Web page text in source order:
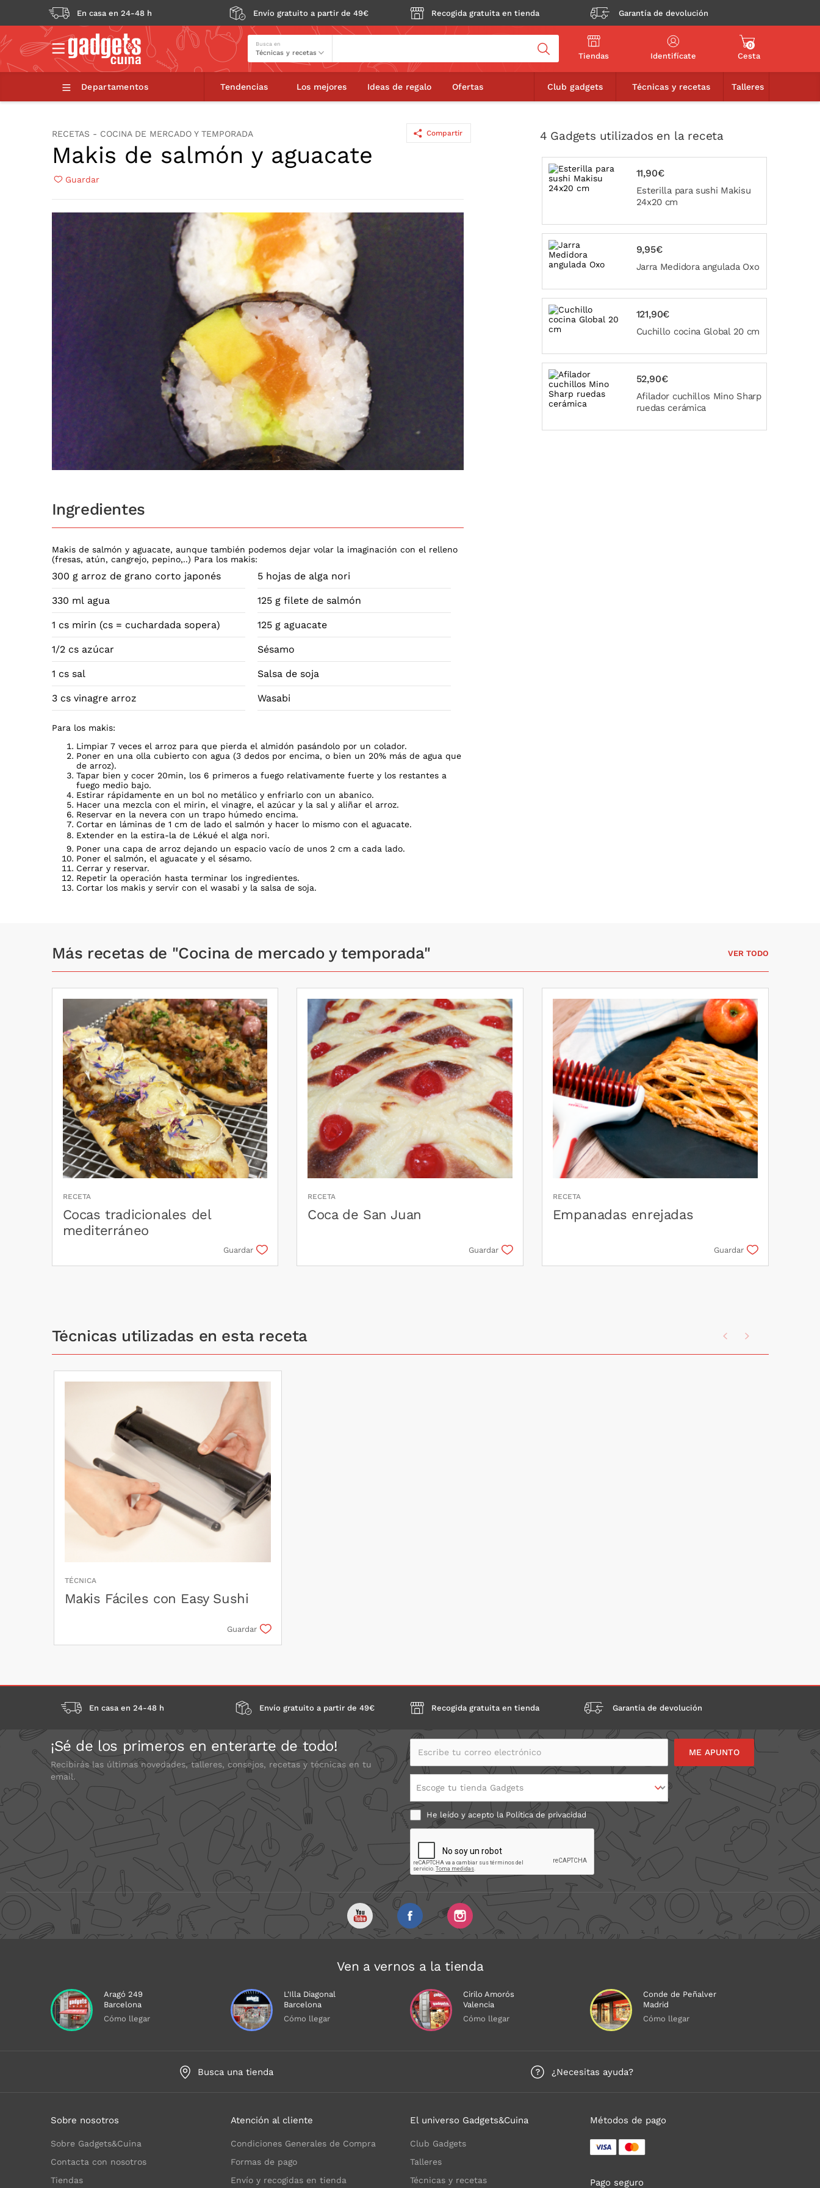
En casa en 24-48 h Envío gratuito a partir de 49€ Recogida gratuita en tienda Garantía de devolución
Busca en
Tiendas Identifícate
0
Cesta
Departamentos Tendencias Los mejores Ideas de regalo Ofertas Club gadgets Técnicas y recetas Talleres
Guardar
Makis de salmón y aguacate
Compartir
RECETAS - COCINA DE MERCADO Y TEMPORADA
Makis de salmón y aguacate
Guardar
Ingredientes
Makis de salmón y aguacate, aunque también podemos dejar volar la imaginación con el relleno
(fresas, atún, cangrejo, pepino,..) Para los makis:
300 g arroz de grano corto japonés
330 ml agua
1 cs mirin (cs = cuchardada sopera)
1/2 cs azúcar
1 cs sal
3 cs vinagre arroz
5 hojas de alga nori
125 g filete de salmón
125 g aguacate
Sésamo
Salsa de soja
Wasabi
Para los makis:
Limpiar 7 veces el arroz para que pierda el almidón pasándolo por un colador.
Poner en una olla cubierto con agua (3 dedos por encima, o bien un 20% más de agua que
de arroz).
Tapar bien y cocer 20min, los 6 primeros a fuego relativamente fuerte y los restantes a
fuego medio bajo.
Estirar rápidamente en un bol no metálico y enfriarlo con un abanico.
Hacer una mezcla con el mirin, el vinagre, el azúcar y la sal y aliñar el arroz.
Reservar en la nevera con un trapo húmedo encima.
Cortar en láminas de 1 cm de lado el salmón y hacer lo mismo con el aguacate.
Extender en la estira-la de Lékué el alga nori.
Poner una capa de arroz dejando un espacio vacío de unos 2 cm a cada lado.
Poner el salmón, el aguacate y el sésamo.
Cerrar y reservar.
Repetir la operación hasta terminar los ingredientes.
Cortar los makis y servir con el wasabi y la salsa de soja.
4 Gadgets utilizados en la receta
11,90€
Esterilla para sushi Makisu
24x20 cm
9,95€
Jarra Medidora angulada Oxo
121,90€
Cuchillo cocina Global 20 cm
52,90€
Afilador cuchillos Mino Sharp
ruedas cerámica
Más recetas de "Cocina de mercado y temporada" VER TODO
RECETA
Cocas tradicionales del
mediterráneo
Guardar
RECETA
Coca de San Juan
Guardar
RECETA
Empanadas enrejadas
Guardar
Técnicas utilizadas en esta receta
TÉCNICA
Makis Fáciles con Easy Sushi
Guardar
En casa en 24-48 h Envío gratuito a partir de 49€ Recogida gratuita en tienda Garantía de devolución
¡Sé de los primeros en enterarte de todo!
Recibirás las últimas novedades, talleres, consejos, recetas y técnicas en tu
email.
Escribe tu correo electrónico
Escoge tu tienda Gadgets
He leído y acepto laPolítica de privacidad
Ven a vernos a la tienda
Aragó 249
Barcelona
Cómo llegar
L'Illa Diagonal
Barcelona
Cómo llegar
Cirilo Amorós
Valencia
Cómo llegar
Conde de Peñalver
Madrid
Cómo llegar
Busca una tienda ¿Necesitas ayuda?
Sobre nosotros
Sobre Gadgets&Cuina
Contacta con nosotros
Tiendas
Atención al cliente
Condiciones Generales de Compra
Formas de pago
Envío y recogidas en tienda
El universo Gadgets&Cuina
Club Gadgets
Talleres
Técnicas y recetas
Métodos de pago
Pago seguro